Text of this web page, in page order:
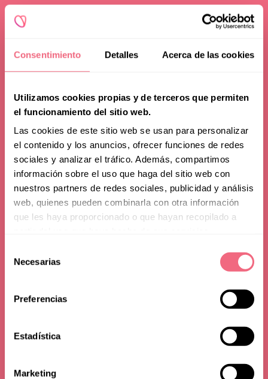
Consentimiento Detalles Acerca de las cookies
Utilizamos cookies propias y de terceros que permiten
el funcionamiento del sitio web.
Las cookies de este sitio web se usan para personalizar
el contenido y los anuncios, ofrecer funciones de redes
sociales y analizar el tráfico. Además, compartimos
información sobre el uso que haga del sitio web con
nuestros partners de redes sociales, publicidad y análisis
web, quienes pueden combinarla con otra información
que les haya proporcionado o que hayan recopilado a
Necesarias
Preferencias
Estadística
Marketing
Advice
Are CT Scans Safe? Are
After Surgery?
12 june 2025 read time - 5 min